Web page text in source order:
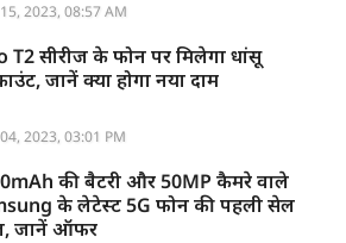
2023, 08:57 AM
T2 सीरीज के फोन पर मिलेगा धांसू
जानें क्या होगा नया दाम
2023, 03:01 PM
की बैटरी और 50MP कैमरे वाले
के लेटेस्ट 5G फोन की पहली सेल
जानें ऑफर